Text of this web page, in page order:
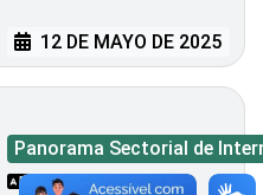
12 DE MAYO DE 2025
Panorama Sectorial de
PT/EN